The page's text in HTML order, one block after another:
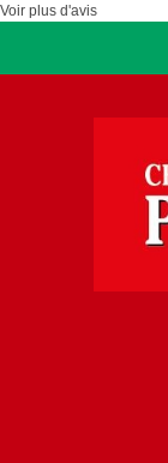
Voir plus d'avis